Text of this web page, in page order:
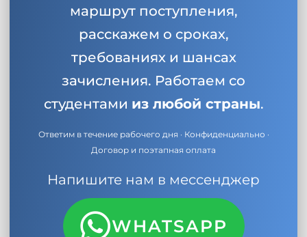
маршрут поступления,
расскажем о сроках,
требованиях и шансах
зачисления. Работаем со
студентами из любой страны.
Ответим в течение рабочего дня · Конфиденциально ·
Договор и поэтапная оплата
Напишите нам в мессенджер
WHATSAPP